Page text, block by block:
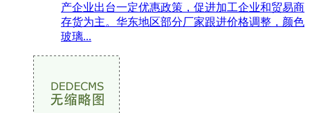
产企业出台一定优惠政策，促进加工企业和贸易商
存货为主。华东地区部分厂家跟进价格调整，颜色
玻璃...